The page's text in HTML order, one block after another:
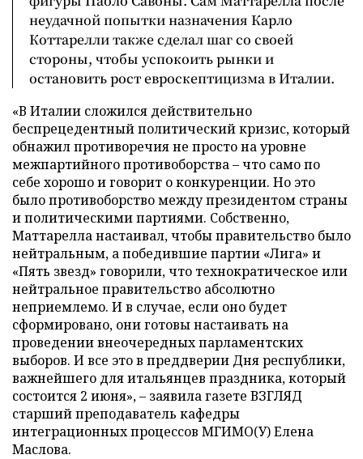
неудачной попытки назначения Карло
Коттарелли также сделал шаг со своей
стороны, чтобы успокоить рынки и
остановить рост евроскептицизма в Италии.
«В Италии сложился действительно
беспрецедентный политический кризис, который
обнажил противоречия не просто на уровне
межпартийного противоборства – что само по
себе хорошо и говорит о конкуренции. Но это
было противоборство между президентом страны
и политическими партиями. Собственно,
Маттарелла настаивал, чтобы правительство было
нейтральным, а победившие партии «Лига» и
«Пять звезд» говорили, что технократическое или
нейтральное правительство абсолютно
неприемлемо. И в случае, если оно будет
сформировано, они готовы настаивать на
проведении внеочередных парламентских
выборов. И все это в преддверии Дня республики,
важнейшего для итальянцев праздника, который
состоится 2 июня», – заявила газете ВЗГЛЯД
старший преподаватель кафедры
интеграционных процессов МГИМО(У) Елена
Маслова.